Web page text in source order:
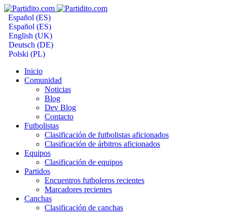
Español (ES)
Español (ES)
English (UK)
Deutsch (DE)
Polski (PL)
Inicio
Comunidad
Noticias
Blog
Dev Blog
Contacto
Futbolistas
Clasificación de futbolistas aficionados
Clasificación de árbitros aficionados
Equipos
Clasificación de equipos
Partidos
Encuentros futboleros recientes
Marcadores recientes
Canchas
Clasificación de canchas